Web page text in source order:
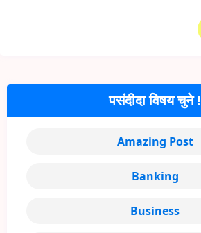
पसंदीदा विषय चुने !
Amazing Post
Banking
Business